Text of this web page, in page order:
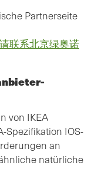
Partnerseite
联系北京绿奥诺
von IKEA
Spezifikation IOS-
an
natürliche